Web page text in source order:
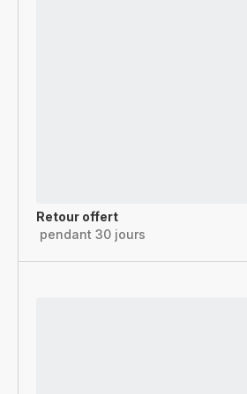
Retour offert
pendant 30 jours